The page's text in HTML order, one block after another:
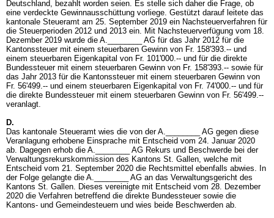
Deutschland, bezahlt worden seien. Es stelle sich daher die Frage, ob
eine verdeckte Gewinnausschüttung vorliege. Gestützt darauf leitete das
kantonale Steueramt am 25. September 2019 ein Nachsteuerverfahren für
die Steuerperioden 2012 und 2013 ein. Mit Nachsteuerverfügung vom 18.
Dezember 2019 wurde die A.________ AG für das Jahr 2012 für die
Kantonssteuer mit einem steuerbaren Gewinn von Fr. 158'393.-- und
einem steuerbaren Eigenkapital von Fr. 101'000.-- und für die direkte
Bundessteuer mit einem steuerbaren Gewinn von Fr. 158'393.-- sowie für
das Jahr 2013 für die Kantonssteuer mit einem steuerbaren Gewinn von
Fr. 56'499.-- und einem steuerbaren Eigenkapital von Fr. 74'000.-- und für
die direkte Bundessteuer mit einem steuerbaren Gewinn von Fr. 56'499.--
veranlagt.
D.
Das kantonale Steueramt wies die von der A.________ AG gegen diese
Veranlagung erhobene Einsprache mit Entscheid vom 24. Januar 2020
ab. Dagegen erhob die A.________ AG Rekurs und Beschwerde bei der
Verwaltungsrekurskommission des Kantons St. Gallen, welche mit
Entscheid vom 21. September 2020 die Rechtsmittel ebenfalls abwies. In
der Folge gelangte die A.________ AG an das Verwaltungsgericht des
Kantons St. Gallen. Dieses vereinigte mit Entscheid vom 28. Dezember
2020 die Verfahren betreffend die direkte Bundessteuer sowie die
Kantons- und Gemeindesteuern und wies beide Beschwerden ab.